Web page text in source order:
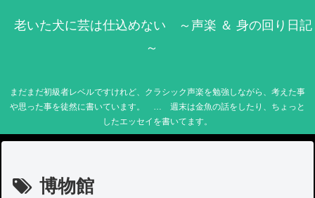
老いた犬に芸は仕込めない ～声楽 ＆ 身の回り日記
～
まだまだ初級者レベルですけれど、クラシック声楽を勉強しながら、考えた事
や思った事を徒然に書いています。 … 週末は金魚の話をしたり、ちょっと
したエッセイを書いてます。
博物館